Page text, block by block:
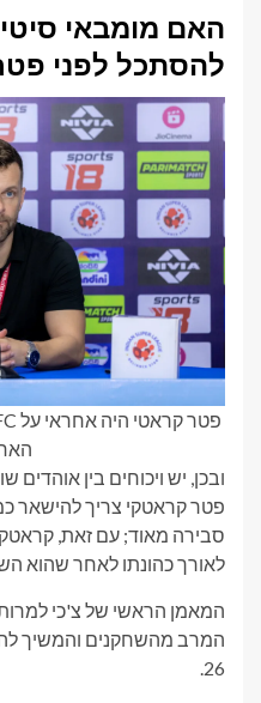
להסתכל לפני
פטר קראטקי צריך להישאר
סבירה מאוד; עם זאת,
לאורך כהונתו לאחר שהוא
המאמן הראשי של צ'כי
26.